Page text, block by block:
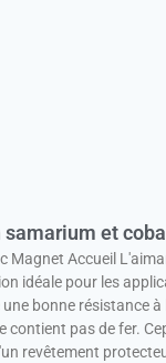
samarium et
Magnet Accueil
idéale pour les
bonne résistance
contient pas de fer.
revêtement